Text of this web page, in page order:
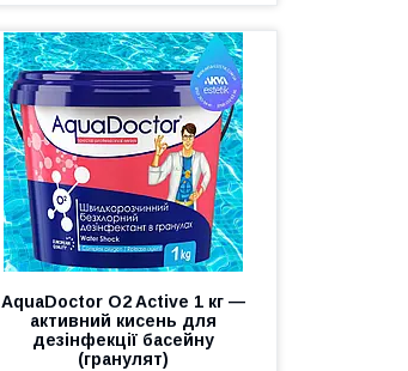
AquaDoctor O2 Active 1 кг —
активний кисень для
дезінфекції басейну
(гранулят)